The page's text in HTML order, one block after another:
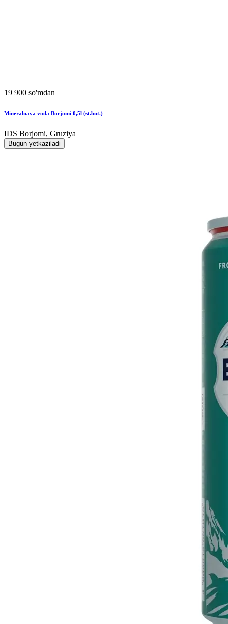
19 900 so'mdan
Mineralnaya voda Borjomi 0,5l (st.but.)
IDS Borjomi, Gruziya
Bugun yetkaziladi